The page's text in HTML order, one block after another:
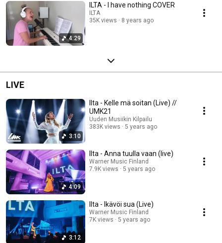
4:29
ILTA - I have nothing COVER
ILTA
35K views
8 years ago
LIVE
3:10
Ilta - Kelle mä soitan (Live) //
UMK21
Uuden Musiikin Kilpailu
383K views
5 years ago
4:09
Ilta - Anna tuulla vaan (live)
Warner Music Finland
7.9K views
5 years ago
3:12
Ilta - Ikävöi sua (Live)
Warner Music Finland
7K views
5 years ago